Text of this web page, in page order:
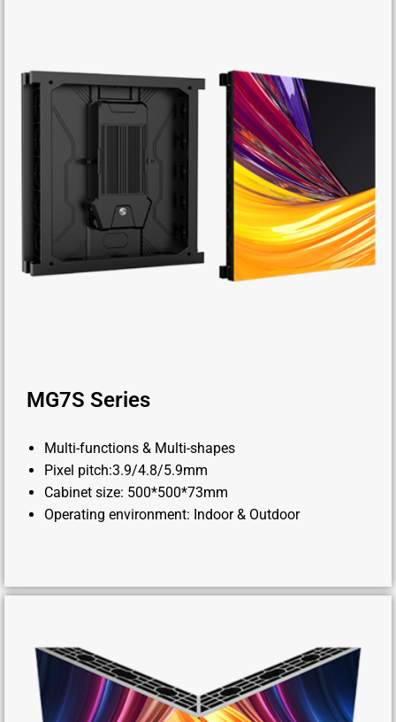
MG7S Series
Multi-functions & Multi-shapes
Pixel pitch:3.9/4.8/5.9mm
Cabinet size: 500*500*73mm
Operating environment: Indoor & Outdoor